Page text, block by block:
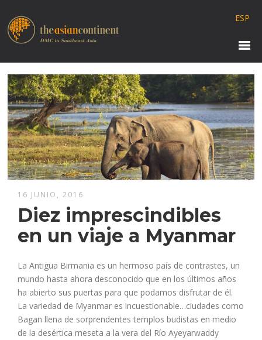
ESP
16 JUNIO, 2016
Diez imprescindibles
en un viaje a Myanmar
La Antigua Birmania es un hermoso país de contrastes, un
mundo hasta ahora desconocido que en los últimos años
ha abierto sus puertas para que podamos disfrutar de él.
La variedad de Myanmar es incuestionable…ciudades como
Bagan llena de sorprendentes templos budistas en medio
de la desértica meseta a la vera del Río Ayeyarwaddy